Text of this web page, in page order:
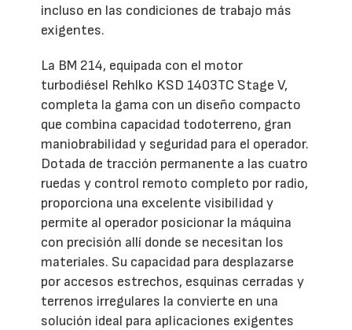
incluso en las condiciones de trabajo más
exigentes.
La BM 214, equipada con el motor
turbodiésel Rehlko KSD 1403TC Stage V,
completa la gama con un diseño compacto
que combina capacidad todoterreno, gran
maniobrabilidad y seguridad para el operador.
Dotada de tracción permanente a las cuatro
ruedas y control remoto completo por radio,
proporciona una excelente visibilidad y
permite al operador posicionar la máquina
con precisión allí donde se necesitan los
materiales. Su capacidad para desplazarse
por accesos estrechos, esquinas cerradas y
terrenos irregulares la convierte en una
solución ideal para aplicaciones exigentes